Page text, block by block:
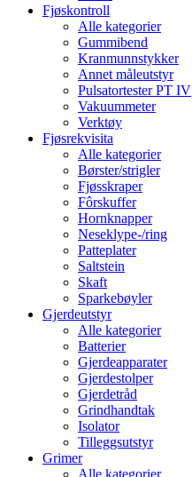
Fjøskontroll
Alle kategorier
Gummibend
Kranmunnstykker
Annet måleutstyr
Pulsatortester PT IV
Vakuummeter
Verktøy
Fjøsrekvisita
Alle kategorier
Børster/strigler
Fjøsskraper
Fôrskuffer
Hornknapper
Neseklype-/ring
Patteplater
Saltstein
Skaft
Sparkebøyler
Gjerdeutstyr
Alle kategorier
Batterier
Gjerdeapparater
Gjerdestolper
Gjerdetråd
Grindhandtak
Isolator
Tilleggsutstyr
Grimer
Alle kategorier